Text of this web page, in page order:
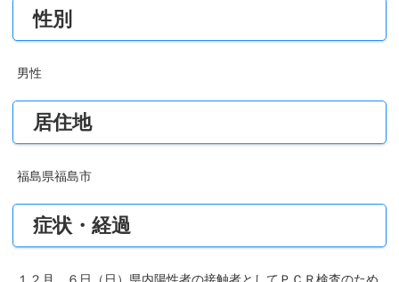
性別
男性
居住地
福島県福島市
症状・経過